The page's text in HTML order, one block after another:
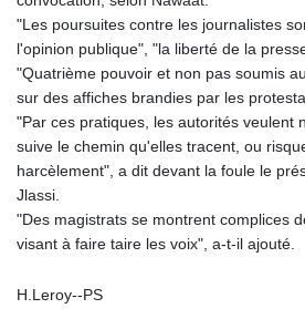
"Les poursuites contre les journalistes
l'opinion publique", "la liberté de la
"Quatrième pouvoir et non pas soumis
sur des affiches brandies par les
"Par ces pratiques, les autorités veulent
suive le chemin qu'elles tracent, ou
harcèlement", a dit devant la foule le
Jlassi.
"Des magistrats se montrent complices
visant à faire taire les voix", a-t-il ajouté.
H.Leroy--PS